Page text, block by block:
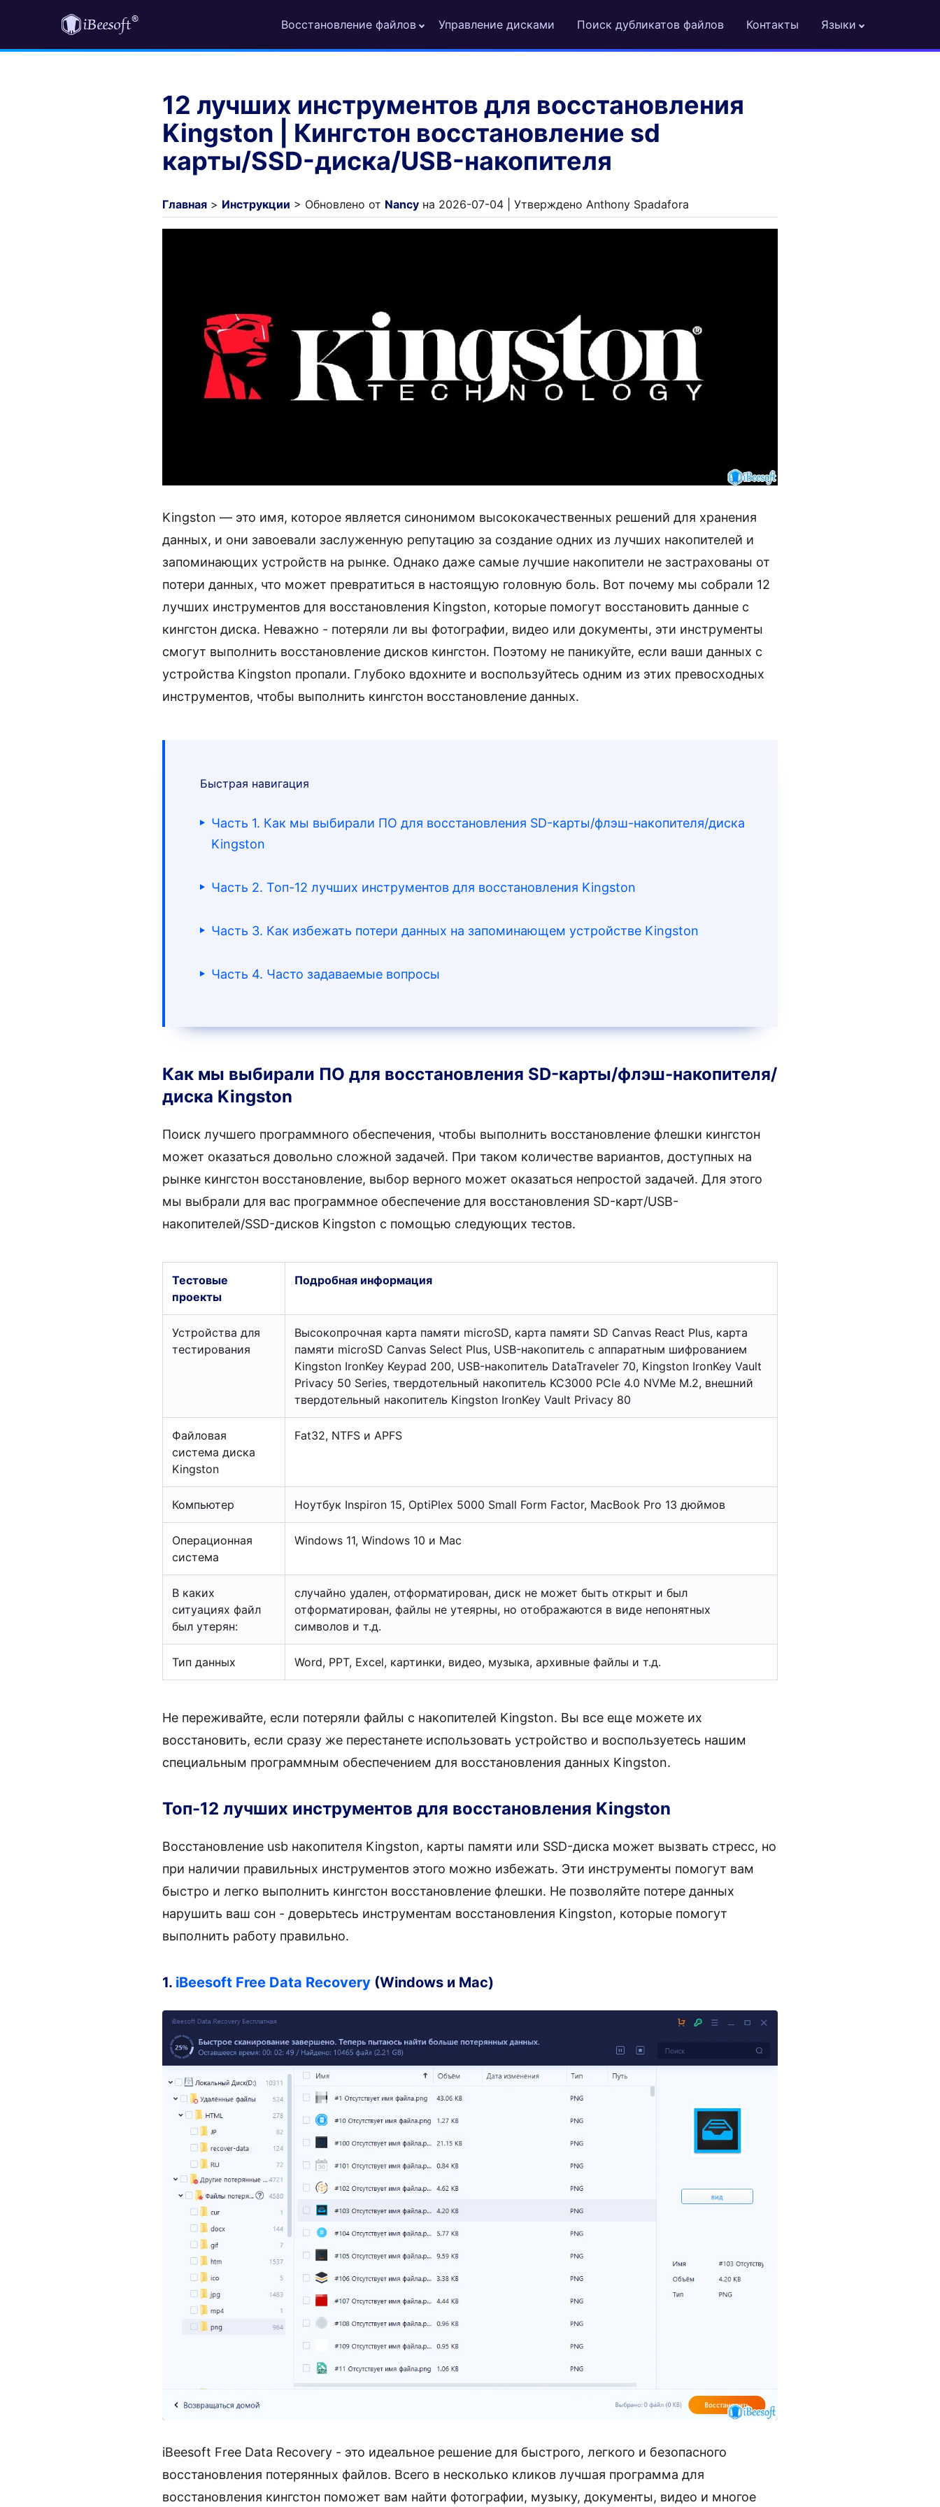
Восстановление файлов Управление дисками Поиск дубликатов файлов Контакты Языки
12 лучших инструментов для восстановления
Kingston | Кингстон восстановление sd
карты/SSD-диска/USB-накопителя
Главная > Инструкции > Обновлено от Nancy на 2026-07-04 | Утверждено Anthony Spadafora
Kingston — это имя, которое является синонимом высококачественных решений для хранения
данных, и они завоевали заслуженную репутацию за создание одних из лучших накопителей и
запоминающих устройств на рынке. Однако даже самые лучшие накопители не застрахованы от
потери данных, что может превратиться в настоящую головную боль. Вот почему мы собрали 12
лучших инструментов для восстановления Kingston, которые помогут восстановить данные с
кингстон диска. Неважно - потеряли ли вы фотографии, видео или документы, эти инструменты
смогут выполнить восстановление дисков кингстон. Поэтому не паникуйте, если ваши данных с
устройства Kingston пропали. Глубоко вдохните и воспользуйтесь одним из этих превосходных
инструментов, чтобы выполнить кингстон восстановление данных.
Быстрая навигация
Часть 1. Как мы выбирали ПО для восстановления SD-карты/флэш-накопителя/диска
Kingston
Часть 2. Топ-12 лучших инструментов для восстановления Kingston
Часть 3. Как избежать потери данных на запоминающем устройстве Kingston
Часть 4. Часто задаваемые вопросы
Как мы выбирали ПО для восстановления SD-карты/флэш-накопителя/
диска Kingston
Поиск лучшего программного обеспечения, чтобы выполнить восстановление флешки кингстон
может оказаться довольно сложной задачей. При таком количестве вариантов, доступных на
рынке кингстон восстановление, выбор верного может оказаться непростой задачей. Для этого
мы выбрали для вас программное обеспечение для восстановления SD-карт/USB-
накопителей/SSD-дисков Kingston с помощью следующих тестов.
Тестовые
проекты
Подробная информация
Устройства для
тестирования
Высокопрочная карта памяти microSD, карта памяти SD Canvas React Plus, карта
памяти microSD Canvas Select Plus, USB-накопитель с аппаратным шифрованием
Kingston IronKey Keypad 200, USB-накопитель DataTraveler 70, Kingston IronKey Vault
Privacy 50 Series, твердотельный накопитель KC3000 PCIe 4.0 NVMe M.2, внешний
твердотельный накопитель Kingston IronKey Vault Privacy 80
Файловая
система диска
Kingston
Fat32, NTFS и APFS
Компьютер Ноутбук Inspiron 15, OptiPlex 5000 Small Form Factor, MacBook Pro 13 дюймов
Операционная
система
Windows 11, Windows 10 и Mac
В каких
ситуациях файл
был утерян:
случайно удален, отформатирован, диск не может быть открыт и был
отформатирован, файлы не утеярны, но отображаются в виде непонятных
символов и т.д.
Тип данных Word, PPT, Excel, картинки, видео, музыка, архивные файлы и т.д.
Не переживайте, если потеряли файлы с накопителей Kingston. Вы все еще можете их
восстановить, если сразу же перестанете использовать устройство и воспользуетесь нашим
специальным программным обеспечением для восстановления данных Kingston.
Топ-12 лучших инструментов для восстановления Kingston
Восстановление usb накопителя Kingston, карты памяти или SSD-диска может вызвать стресс, но
при наличии правильных инструментов этого можно избежать. Эти инструменты помогут вам
быстро и легко выполнить кингстон восстановление флешки. Не позволяйте потере данных
нарушить ваш сон - доверьтесь инструментам восстановления Kingston, которые помогут
выполнить работу правильно.
1. iBeesoft Free Data Recovery (Windows и Mac)
iBeesoft Free Data Recovery - это идеальное решение для быстрого, легкого и безопасного
восстановления потерянных файлов. Всего в несколько кликов лучшая программа для
восстановления кингстон поможет вам найти фотографии, музыку, документы, видео и многое